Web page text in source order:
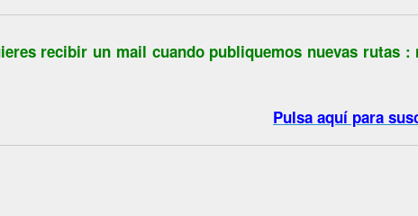
recibir un mail cuando publiquemos nuevas rutas
Pulsa aquí para